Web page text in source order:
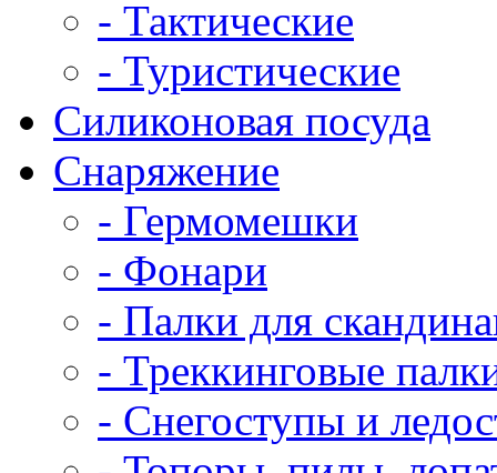
- Тактические
- Туристические
Силиконовая посуда
Снаряжение
- Гермомешки
- Фонари
- Палки для
- Треккинговые
- Снегоступы и